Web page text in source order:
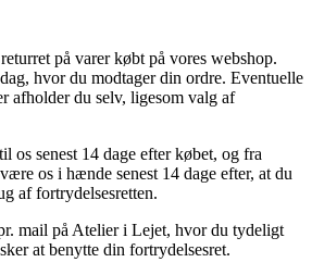
på varer købt på vores webshop.
hvor du modtager din ordre. Eventuelle
afholder du selv, ligesom valg af
os senest 14 dage efter købet, og fra
os i hænde senest 14 dage efter, at du
af fortrydelsesretten.
mail på Atelier i Lejet, hvor du tydeligt
at benytte din fortrydelsesret.